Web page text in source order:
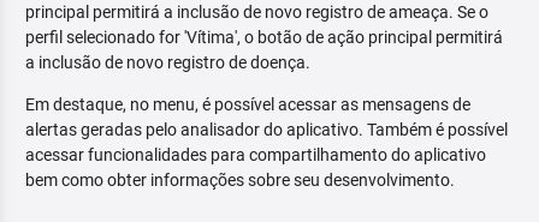
principal permitirá a inclusão de novo registro de ameaça. Se o
perfil selecionado for 'Vítima', o botão de ação principal permitirá
a inclusão de novo registro de doença.
Em destaque, no menu, é possível acessar as mensagens de
alertas geradas pelo analisador do aplicativo. Também é possível
acessar funcionalidades para compartilhamento do aplicativo
bem como obter informações sobre seu desenvolvimento.